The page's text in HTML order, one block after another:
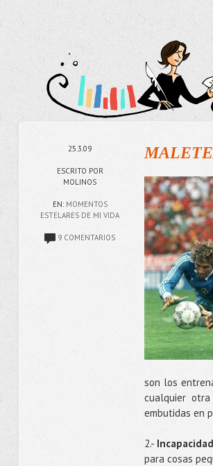
25.3.09
ESCRITO POR
MOLINOS
EN: MOMENTOS
ESTELARES DE MI VIDA
9 COMENTARIOS
son los
cualquier
embutidas en
2.-
para cosas